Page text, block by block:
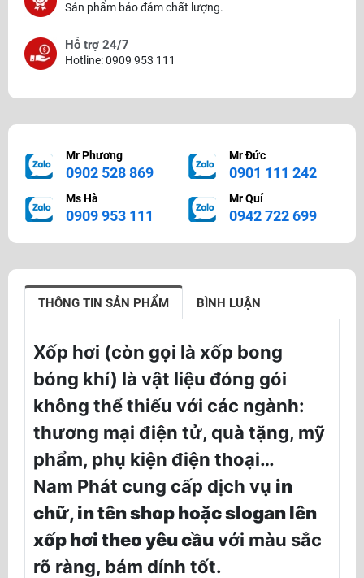
Sản phẩm bảo đảm chất lượng.
Hỗ trợ 24/7
Hotline: 0909 953 111
Mr Phương
0902 528 869
Ms Hà
0909 953 111
Mr Đức
0901 111 242
Mr Quí
0942 722 699
THÔNG TIN SẢN PHẨM BÌNH LUẬN
Xốp hơi (còn gọi là xốp bong
bóng khí) là vật liệu đóng gói
không thể thiếu với các ngành:
thương mại điện tử, quà tặng, mỹ
phẩm, phụ kiện điện thoại…
Nam Phát cung cấp dịch vụ in
chữ, in tên shop hoặc slogan lên
xốp hơi theo yêu cầuvới màu sắc
rõ ràng, bám dính tốt.